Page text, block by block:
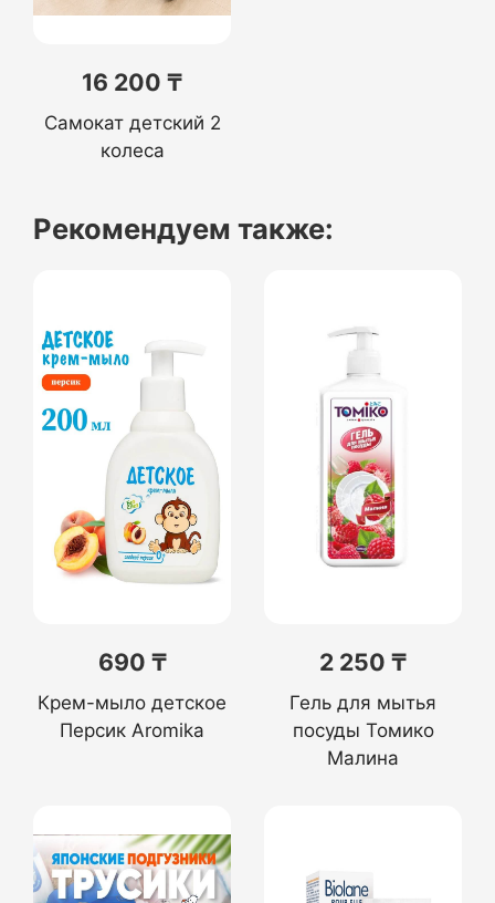
16 200 ₸
Самокат детский 2
колеса
Рекомендуем также:
690 ₸
Крем-мыло детское
Персик Aromika
2 250 ₸
Гель для мытья
посуды Томико
Малина